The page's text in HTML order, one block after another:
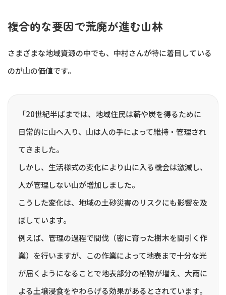
複合的な要因で荒廃が進む山林
さまざまな地域資源の中でも、中村さんが特に着目している
のが山の価値です。
「20世紀半ばまでは、地域住民は薪や炭を得るために
日常的に山へ入り、山は人の手によって維持・管理され
てきました。
しかし、生活様式の変化により山に入る機会は激減し、
人が管理しない山が増加しました。
こうした変化は、地域の土砂災害のリスクにも影響を及
ぼしています。
例えば、管理の過程で間伐（密に育った樹木を間引く作
業）を行いますが、この作業によって地表まで十分な光
が届くようになることで地表部分の植物が増え、大雨に
よる土壌浸食をやわらげる効果があるとされています。